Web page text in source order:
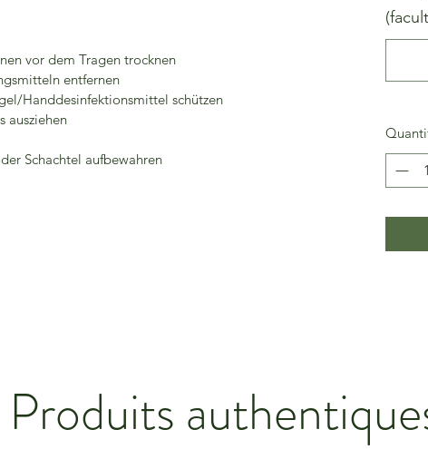
vor dem Tragen trocknen
entfernen
Handdesinfektionsmittel schützen
ausziehen
Schachtel aufbewahren
Produits